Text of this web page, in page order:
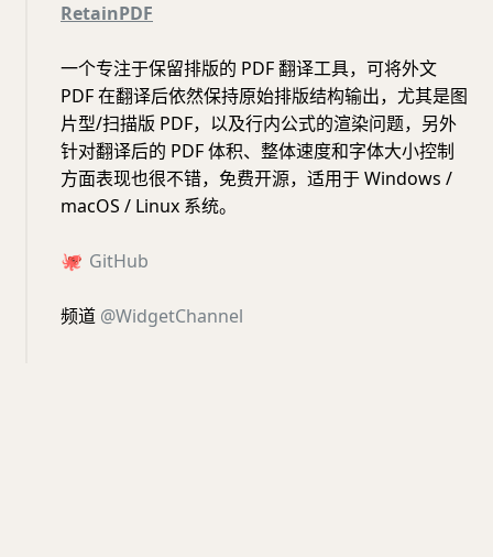
RetainPDF
一个专注于保留排版的 PDF 翻译工具，可将外文
PDF 在翻译后依然保持原始排版结构输出，尤其是图
片型/扫描版 PDF，以及行内公式的渲染问题，另外
针对翻译后的 PDF 体积、整体速度和字体大小控制
方面表现也很不错，免费开源，适用于 Windows /
macOS / Linux 系统。
🐙 GitHub
频道 @WidgetChannel